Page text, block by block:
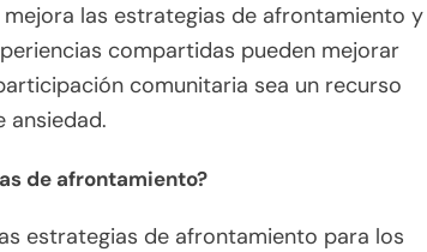
las estrategias de afrontamiento y
compartidas pueden mejorar
comunitaria sea un recurso
ansiedad.
de afrontamiento?
estrategias de afrontamiento para los